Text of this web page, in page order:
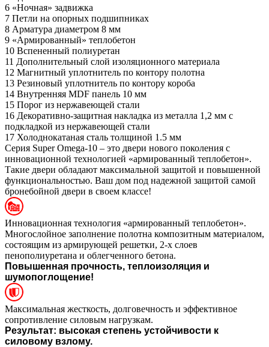
6 «Ночная» задвижка
7 Петли на опорных подшипниках
8 Арматура диаметром 8 мм
9 «Армированный» теплобетон
10 Вспененный полиуретан
11 Дополнительный слой изоляционного материала
12 Магнитный уплотнитель по контору полотна
13 Резиновый уплотнитель по контору короба
14 Внутренняя MDF панель 10 мм
15 Порог из нержавеющей стали
16 Декоративно-защитная накладка из металла 1,2 мм с
подкладкой из нержавеющей стали
17 Холоднокатаная сталь толщиной 1.5 мм
Серия Super Omega-10 – это двери нового поколения с
инновационной технологией «армированный теплобетон».
Такие двери обладают максимальной защитой и повышенной
функциональностью. Ваш дом под надежной защитой самой
бронебойной двери в своем классе!
Инновационная технология «армированный теплобетон».
Многослойное заполнение полотна композитным материалом,
состоящим из армирующей решетки, 2-х слоев
пенополиуретана и облегченного бетона.
Повышенная прочность, теплоизоляция и
шумопоглощение!
Максимальная жесткость, долговечность и эффективное
сопротивление силовым нагрузкам.
Результат: высокая степень устойчивости к
силовому взлому.